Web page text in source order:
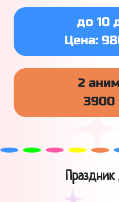
до 10
Цена:
2
3900